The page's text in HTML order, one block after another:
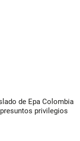
de Epa Colombia
privilegios